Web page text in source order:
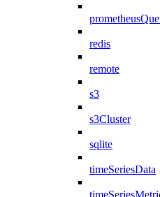
redis
remote
s3
s3Cluster
sqlite
timeSeriesData